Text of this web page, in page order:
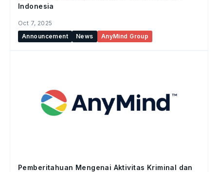
Indonesia
Oct 7, 2025
Announcement
News AnyMind Group
Pemberitahuan Mengenai Aktivitas Kriminal dan